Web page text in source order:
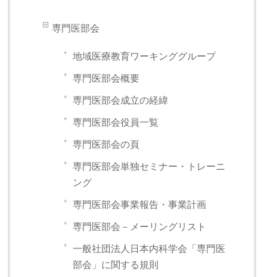
専門医部会
地域医療教育ワーキンググループ
専門医部会概要
専門医部会成立の経緯
専門医部会役員一覧
専門医部会の頁
専門医部会単独セミナー・トレーニ
ング
専門医部会事業報告・事業計画
専門医部会－メーリングリスト
一般社団法人日本内科学会「専門医
部会」に関する規則